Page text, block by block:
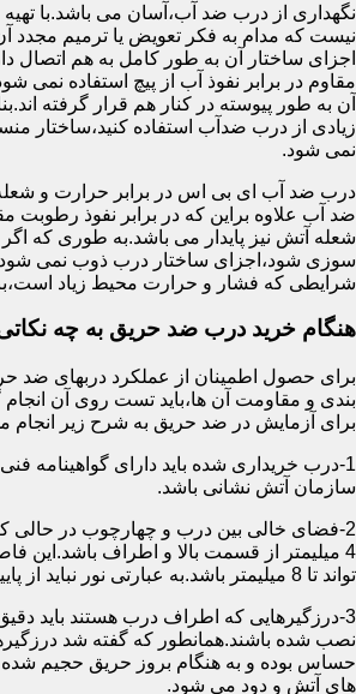
نگهداری از درب ضد آب،آسان می باشد.با
نیست که مدام به فکر تعویض یا ترمیم مجدد
اجزای ساختار آن به طور کامل به هم اتصال
مقاوم در برابر نفوذ آب از پیچ استفاده نمی
آن به طور پیوسته در کنار هم قرار گرفته
زیادی از درب ضدآب استفاده کنید،ساختار
نمی شود.
درب ضد آب ای بی اس در برابر حرارت و
ضد آب علاوه براین که در برابر نفوذ رطوبت
شعله آتش نیز پایدار می باشد.به طوری که
سوزی شود،اجزای ساختار درب ذوب نمی
شرایطی که فشار و حرارت محیط زیاد
هنگام خرید درب ضد حریق به چه نکاتی
برای حصول اطمینان از عملکرد دربهای ضد
برای آزمایش در ضد حریق به شرح زیر انجام
1-درب خریداری شده باید دارای گواهینامه فنی
سازمان آتش نشانی باشد.
2-فضای خالی بین درب و چهارچوب در حالی
4 میلیمتر از قسمت بالا و اطراف باشد.این
تواند تا 8 میلیمتر باشد.به عبارتی نور نباید از پایین درب درز نماید.
3-درزگیرهایی که اطراف درب هستند باید
نصب شده باشند.همانطور که گفته شد
حساس بوده و به هنگام بروز حریق حجیم
های آتش و دود می شود.